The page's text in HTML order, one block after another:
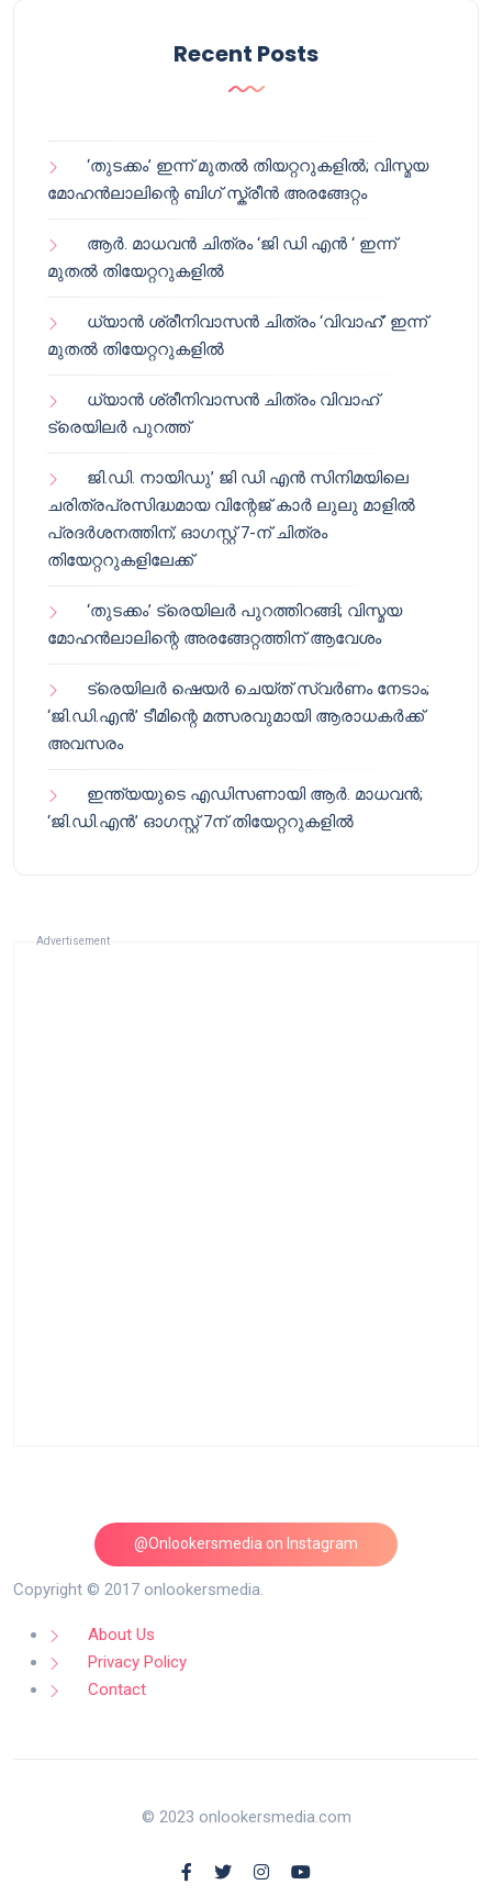
Recent Posts
‘തുടക്കം’ ഇന്ന് മുതൽ തിയറ്ററുകളിൽ; വിസ്മയ
മോഹൻലാലിന്റെ ബിഗ് സ്ക്രീൻ അരങ്ങേറ്റം
ആർ. മാധവൻ ചിത്രം ‘ജി ഡി എൻ ‘ ഇന്ന്
മുതൽ തിയേറ്ററുകളിൽ
ധ്യാൻ ശ്രീനിവാസൻ ചിത്രം ‘വിവാഹ്’ ഇന്ന്
മുതൽ തിയേറ്ററുകളിൽ
ധ്യാൻ ശ്രീനിവാസൻ ചിത്രം വിവാഹ്
ട്രെയിലർ പുറത്ത്
ജി.ഡി. നായിഡു’ ജി ഡി എൻ സിനിമയിലെ
ചരിത്രപ്രസിദ്ധമായ വിന്റേജ് കാർ ലുലു മാളിൽ
പ്രദർശനത്തിന്; ഓഗസ്റ്റ് 7-ന് ചിത്രം
തിയേറ്ററുകളിലേക്ക്
‘തുടക്കം’ ട്രെയിലർ പുറത്തിറങ്ങി; വിസ്മയ
മോഹൻലാലിന്റെ അരങ്ങേറ്റത്തിന് ആവേശം
ട്രെയിലർ ഷെയർ ചെയ്‌ത് സ്വർണം നേടാം;
‘ജി.ഡി.എൻ’ ടീമിന്റെ മത്സരവുമായി ആരാധകർക്ക്
അവസരം
ഇന്ത്യയുടെ എഡിസണായി ആർ. മാധവൻ;
‘ജി.ഡി.എൻ’ ഓഗസ്റ്റ് 7ന് തിയേറ്ററുകളിൽ
Advertisement
@Onlookersmedia on Instagram
Follow on Instagram
Copyright © 2017 onlookersmedia.
About Us
Privacy Policy
Contact
© 2023 onlookersmedia.com